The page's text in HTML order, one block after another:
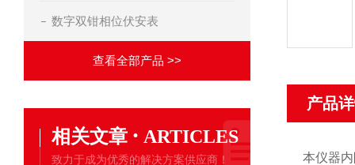
数字双钳相位伏安表
查看全部产品 >>
相关文章 · ARTICLES
致力于成为优秀的解决方案供应商！
产品
本仪器